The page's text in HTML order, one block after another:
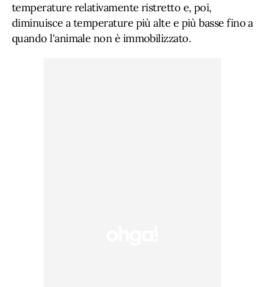
temperature relativamente ristretto e, poi,
diminuisce a temperature più alte e più basse fino a
quando l'animale non è immobilizzato.